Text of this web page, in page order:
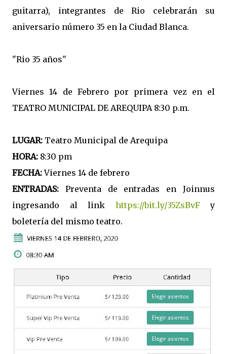
guitarra), integrantes de Rio celebrarán su
aniversario número 35 en la Ciudad Blanca.
"Rio 35 años"
Viernes 14 de Febrero por primera vez en el
TEATRO MUNICIPAL DE AREQUIPA 8:30 p.m.
LUGAR: Teatro Municipal de Arequipa
HORA: 8:30 pm
FECHA:Viernes 14 de febrero
ENTRADAS: Preventa de entradas en Joinnus
ingresando al link https://bit.ly/35ZsBvFy
boletería del mismo teatro.